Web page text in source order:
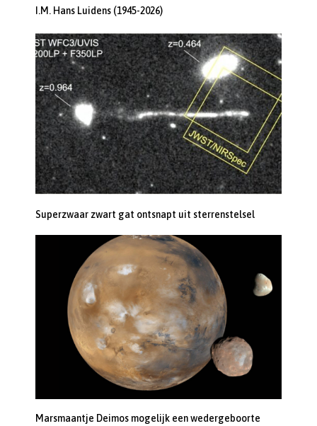
I.M. Hans Luidens (1945-2026)
Superzwaar zwart gat ontsnapt uit sterrenstelsel
Marsmaantje Deimos mogelijk een wedergeboorte